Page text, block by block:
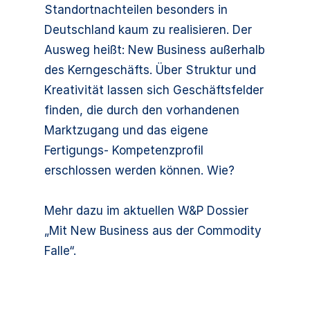
Standortnachteilen besonders in
Deutschland kaum zu realisieren. Der
Ausweg heißt: New Business außerhalb
des Kerngeschäfts. Über Struktur und
Kreativität lassen sich Geschäftsfelder
finden, die durch den vorhandenen
Marktzugang und das eigene
Fertigungs- Kompetenzprofil
erschlossen werden können. Wie?
Mehr dazu im aktuellen W&P Dossier
„Mit New Business aus der Commodity
Falle“.